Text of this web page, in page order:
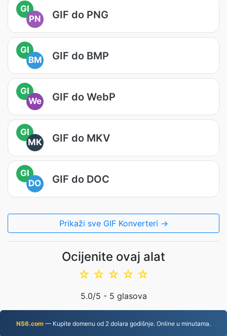
GI
PN
GIF do PNG
GI
BM
GIF do BMP
GI
We
GIF do WebP
GI
MK
GIF do MKV
GI
DO
GIF do DOC
Prikaži sve GIF Konverteri →
Ocijenite ovaj alat
☆
☆
☆
☆
☆
5.0/5 - 5 glasova
NS6.com — Kupite domenu od 2 dolara godišnje. Online u minutama.